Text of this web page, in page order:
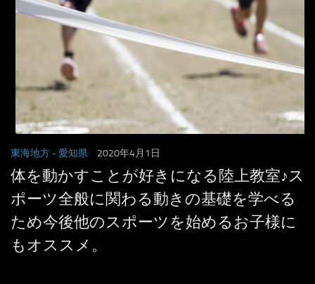
東海地方 - 愛知県 2020年4月1日
体を動かすことが好きになる陸上教室♪ス
ポーツ全般に関わる動きの基礎を学べる
ため今後他のスポーツを始めるお子様に
もオススメ。